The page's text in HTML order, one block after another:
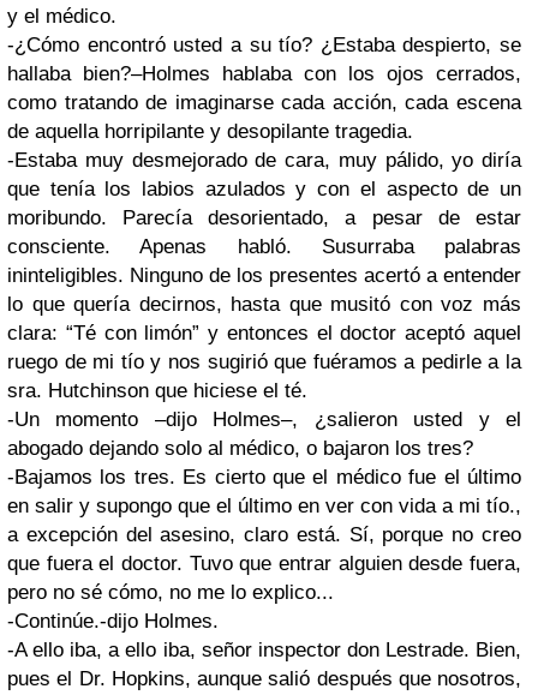
y el médico.
-¿Cómo encontró usted a su tío? ¿Estaba despierto, se
hallaba bien?–Holmes hablaba con los ojos cerrados,
como tratando de imaginarse cada acción, cada escena
de aquella horripilante y desopilante tragedia.
-Estaba muy desmejorado de cara, muy pálido, yo diría
que tenía los labios azulados y con el aspecto de un
moribundo. Parecía desorientado, a pesar de estar
consciente. Apenas habló. Susurraba palabras
ininteligibles. Ninguno de los presentes acertó a entender
lo que quería decirnos, hasta que musitó con voz más
clara: “Té con limón” y entonces el doctor aceptó aquel
ruego de mi tío y nos sugirió que fuéramos a pedirle a la
sra. Hutchinson que hiciese el té.
-Un momento –dijo Holmes–, ¿salieron usted y el
abogado dejando solo al médico, o bajaron los tres?
-Bajamos los tres. Es cierto que el médico fue el último
en salir y supongo que el último en ver con vida a mi tío.,
a excepción del asesino, claro está. Sí, porque no creo
que fuera el doctor. Tuvo que entrar alguien desde fuera,
pero no sé cómo, no me lo explico...
-Continúe.-dijo Holmes.
-A ello iba, a ello iba, señor inspector don Lestrade. Bien,
pues el Dr. Hopkins, aunque salió después que nosotros,